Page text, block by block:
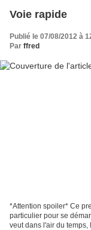
Voie rapide
Publié le 07/08/2012 à
Par ffred
*Attention spoiler* Ce
particulier pour se
veut dans l'air du temps,